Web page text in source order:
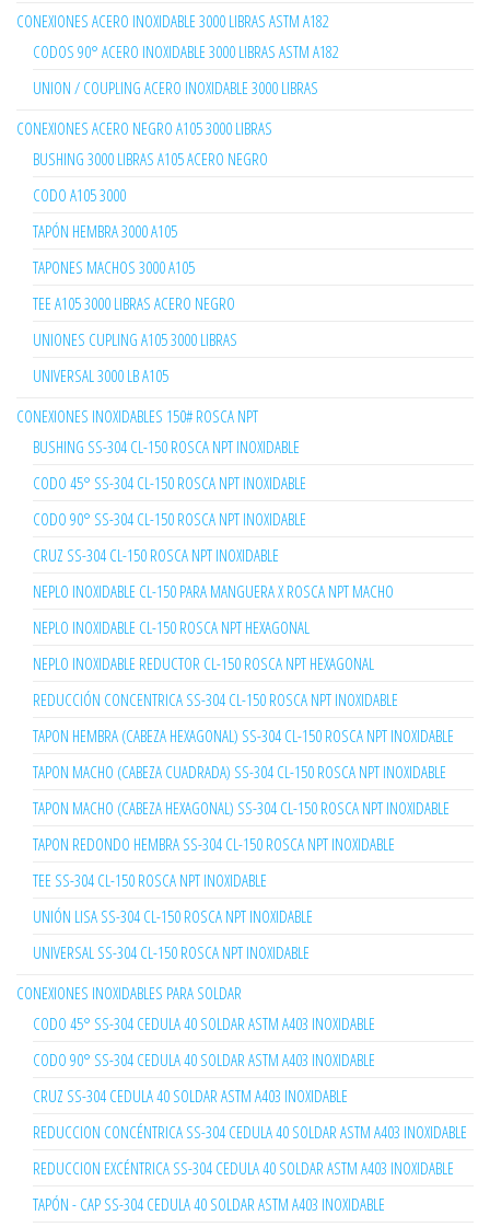
CONEXIONES ACERO INOXIDABLE 3000 LIBRAS ASTM A182
CODOS 90° ACERO INOXIDABLE 3000 LIBRAS ASTM A182
UNION / COUPLING ACERO INOXIDABLE 3000 LIBRAS
CONEXIONES ACERO NEGRO A105 3000 LIBRAS
BUSHING 3000 LIBRAS A105 ACERO NEGRO
CODO A105 3000
TAPÓN HEMBRA 3000 A105
TAPONES MACHOS 3000 A105
TEE A105 3000 LIBRAS ACERO NEGRO
UNIONES CUPLING A105 3000 LIBRAS
UNIVERSAL 3000 LB A105
CONEXIONES INOXIDABLES 150# ROSCA NPT
BUSHING SS-304 CL-150 ROSCA NPT INOXIDABLE
CODO 45° SS-304 CL-150 ROSCA NPT INOXIDABLE
CODO 90° SS-304 CL-150 ROSCA NPT INOXIDABLE
CRUZ SS-304 CL-150 ROSCA NPT INOXIDABLE
NEPLO INOXIDABLE CL-150 PARA MANGUERA X ROSCA NPT MACHO
NEPLO INOXIDABLE CL-150 ROSCA NPT HEXAGONAL
NEPLO INOXIDABLE REDUCTOR CL-150 ROSCA NPT HEXAGONAL
REDUCCIÓN CONCENTRICA SS-304 CL-150 ROSCA NPT INOXIDABLE
TAPON HEMBRA (CABEZA HEXAGONAL) SS-304 CL-150 ROSCA NPT INOXIDABLE
TAPON MACHO (CABEZA CUADRADA) SS-304 CL-150 ROSCA NPT INOXIDABLE
TAPON MACHO (CABEZA HEXAGONAL) SS-304 CL-150 ROSCA NPT INOXIDABLE
TAPON REDONDO HEMBRA SS-304 CL-150 ROSCA NPT INOXIDABLE
TEE SS-304 CL-150 ROSCA NPT INOXIDABLE
UNIÓN LISA SS-304 CL-150 ROSCA NPT INOXIDABLE
UNIVERSAL SS-304 CL-150 ROSCA NPT INOXIDABLE
CONEXIONES INOXIDABLES PARA SOLDAR
CODO 45° SS-304 CEDULA 40 SOLDAR ASTM A403 INOXIDABLE
CODO 90° SS-304 CEDULA 40 SOLDAR ASTM A403 INOXIDABLE
CRUZ SS-304 CEDULA 40 SOLDAR ASTM A403 INOXIDABLE
REDUCCION CONCÉNTRICA SS-304 CEDULA 40 SOLDAR ASTM A403 INOXIDABLE
REDUCCION EXCÉNTRICA SS-304 CEDULA 40 SOLDAR ASTM A403 INOXIDABLE
TAPÓN - CAP SS-304 CEDULA 40 SOLDAR ASTM A403 INOXIDABLE